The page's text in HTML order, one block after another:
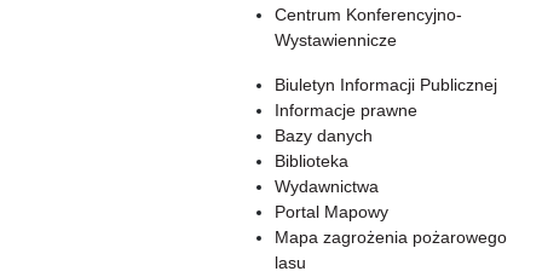
Centrum Konferencyjno-
Wystawiennicze
Biuletyn Informacji Publicznej
Informacje prawne
Bazy danych
Biblioteka
Wydawnictwa
Portal Mapowy
Mapa zagrożenia pożarowego
lasu